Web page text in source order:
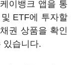
이뱅크 앱을 통
ETF에 투자할
권 상품을 확인
있습니다.